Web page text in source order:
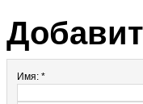
Имя: *